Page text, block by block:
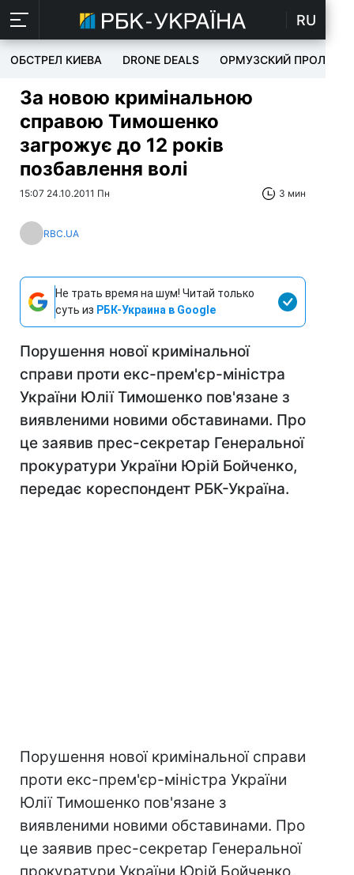
RU
ОБСТРЕЛ КИЕВА DRONE DEALS ОРМУЗСКИЙ ПРОЛИВ
За новою кримінальною
справою Тимошенко
загрожує до 12 років
позбавлення волі
15:07 24.10.2011 Пн 3 мин
RBC.UA
Не трать время на шум! Читай только
суть из РБК-Украина в Google
Порушення нової кримінальної
справи проти екс-прем'єр-міністра
України Юлії Тимошенко пов'язане з
виявленими новими обставинами. Про
це заявив прес-секретар Генеральної
прокуратури України Юрій Бойченко,
передає кореспондент РБК-Україна.
Порушення нової кримінальної справи
проти екс-прем'єр-міністра України
Юлії Тимошенко пов'язане з
виявленими новими обставинами. Про
це заявив прес-секретар Генеральної